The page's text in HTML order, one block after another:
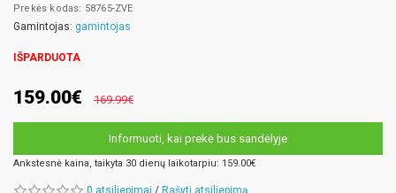
Prekės kodas: 58765-ZVE
Gamintojas: gamintojas
IŠPARDUOTA
159.00€ 169.99€
Informuoti, kai prekė bus sandėlyje
Ankstesnė kaina, taikyta 30 dienų laikotarpiu: 159.00€
0 atsiliepimai / Rašyti atsiliepimą